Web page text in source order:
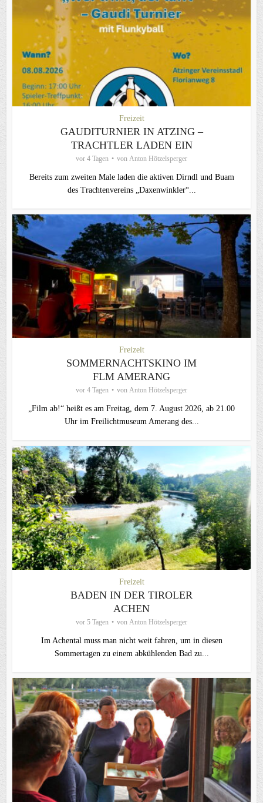
Freizeit
GAUDITURNIER IN ATZING –
TRACHTLER LADEN EIN
vor 4 Tagen von Anton Hötzelsperger
Bereits zum zweiten Male laden die aktiven Dirndl und Buam
des Trachtenvereins „Daxenwinkler“...
Freizeit
SOMMERNACHTSKINO IM
FLM AMERANG
vor 4 Tagen von Anton Hötzelsperger
„Film ab!“ heißt es am Freitag, dem 7. August 2026, ab 21.00
Uhr im Freilichtmuseum Amerang des...
Freizeit
BADEN IN DER TIROLER
ACHEN
vor 5 Tagen von Anton Hötzelsperger
Im Achental muss man nicht weit fahren, um in diesen
Sommertagen zu einem abkühlenden Bad zu...